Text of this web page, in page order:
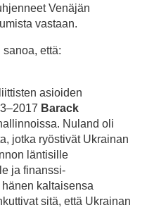
Venäjän
vastaan.
että:
asioiden
Barack
Nuland oli
jotka ryöstivät Ukrainan
läntisille
ja finanssi-
hänen kaltaisensa
sitä, että Ukrainan